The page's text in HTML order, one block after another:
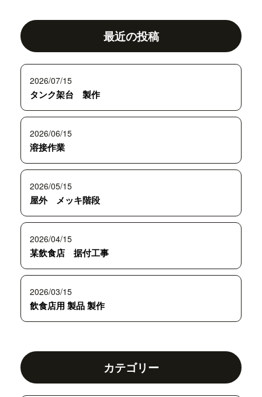
最近の投稿
2026/07/15
タンク架台 製作
2026/06/15
溶接作業
2026/05/15
屋外 メッキ階段
2026/04/15
某飲食店 据付工事
2026/03/15
飲食店用 製品 製作
カテゴリー